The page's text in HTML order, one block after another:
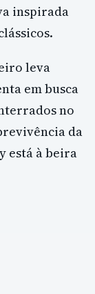
inspirada
leva
em busca
no
da
está à beira